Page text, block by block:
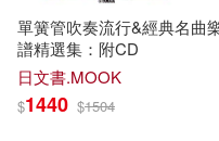
づ蛸(1) とー
ながえSTYLE(1)
單簧管吹奏流行&經典名曲
譜精選集：附CD
日文書.MOOK
$1440 $1504